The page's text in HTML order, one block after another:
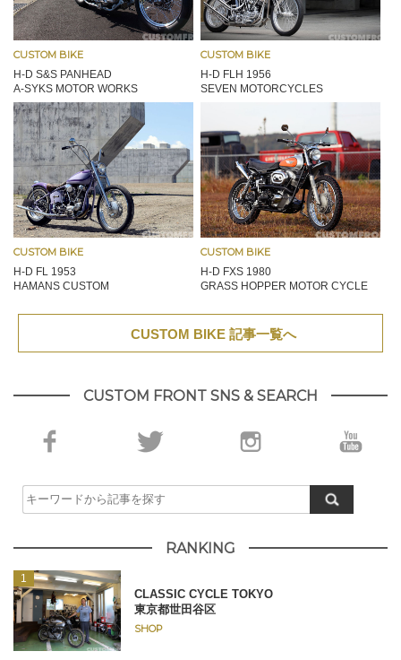
CUSTOM BIKE
H-D S&S PANHEAD
A-SYKS MOTOR WORKS
CUSTOM BIKE
H-D FLH 1956
SEVEN MOTORCYCLES
CUSTOM BIKE
H-D FL 1953
HAMANS CUSTOM
CUSTOM BIKE
H-D FXS 1980
GRASS HOPPER MOTOR CYCLE
CUSTOM BIKE 記事一覧へ
CUSTOM FRONT SNS & SEARCH
RANKING
CLASSIC CYCLE TOKYO
東京都世田谷区
SHOP